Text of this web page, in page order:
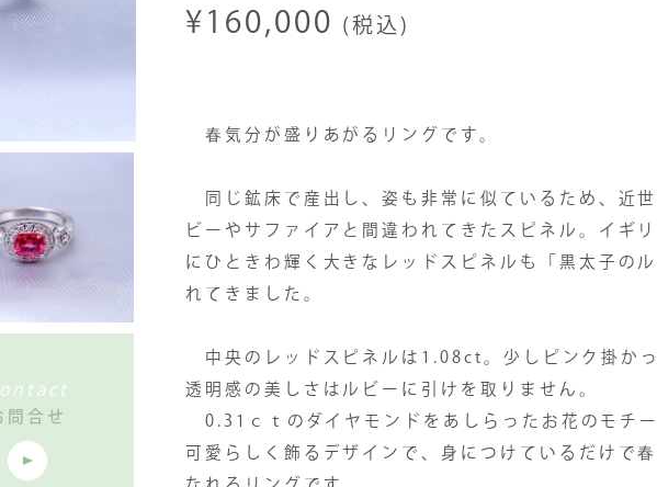
¥160,000 (税込)
春気分が盛りあがるリングです。
同じ鉱床で産出し、姿も非常に似ているため、近
ビーやサファイアと間違われてきたスピネル。イギ
にひときわ輝く大きなレッドスピネルも「黒太子の
れてきました。
中央のレッドスピネルは1.08ct。少しピンク掛か
透明感の美しさはルビーに引けを取りません。
0.31ｃｔのダイヤモンドをあしらったお花のモチ
可愛らしく飾るデザインで、身につけているだけで
問合せ